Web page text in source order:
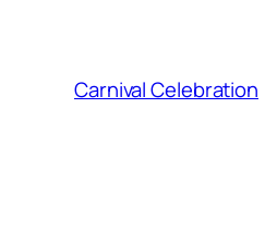
Carnival Celebration